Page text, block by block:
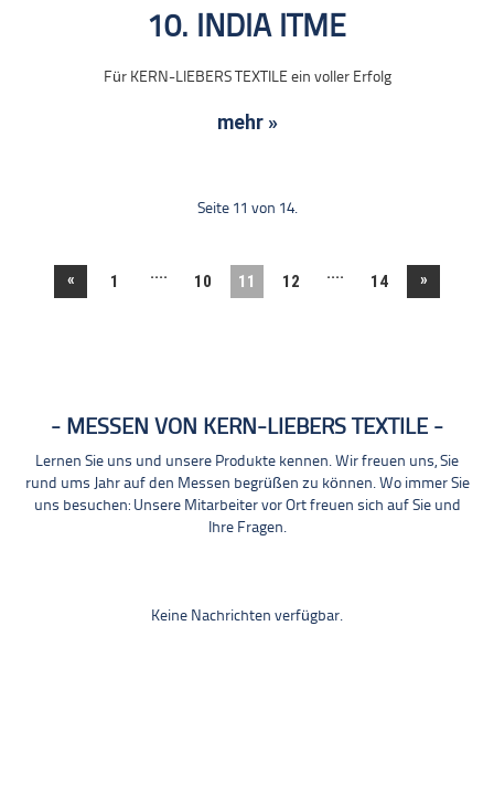
10. INDIA ITME
Für KERN-LIEBERS TEXTILE ein voller Erfolg
mehr »
Seite 11 von 14.
« 1 .... 10 11 12 .... 14 »
MESSEN VON KERN-LIEBERS TEXTILE
Lernen Sie uns und unsere Produkte kennen. Wir freuen uns, Sie
rund ums Jahr auf den Messen begrüßen zu können. Wo immer Sie
uns besuchen: Unsere Mitarbeiter vor Ort freuen sich auf Sie und
Ihre Fragen.
Keine Nachrichten verfügbar.